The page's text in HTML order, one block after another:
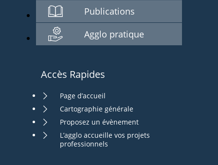
Publications
Agglo pratique
Accès Rapides
Page d’accueil
Cartographie générale
Proposez un évènement
L’agglo accueille vos projets
professionnels